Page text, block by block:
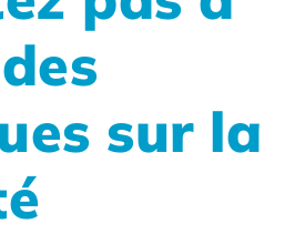
sur la